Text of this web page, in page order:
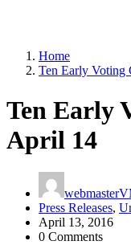
Home
Ten Early Voting
Ten Early
April 14
Press Releases,
April 13, 2016
0 Comments